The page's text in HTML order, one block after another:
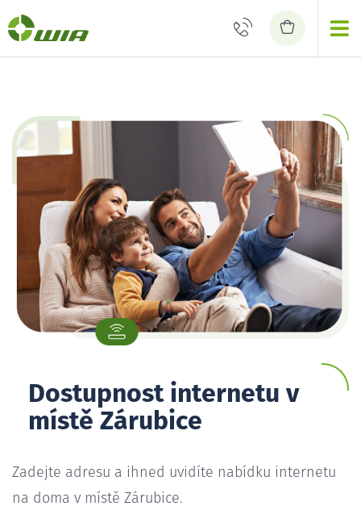
Dostupnost internetu v
místě Zárubice
Zadejte adresu a ihned uvidíte nabídku internetu
na doma v místě Zárubice.